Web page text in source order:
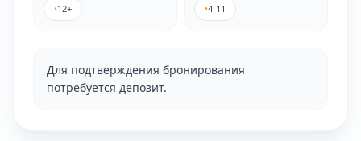
•12+ •4-11
Для подтверждения бронирования
потребуется депозит.